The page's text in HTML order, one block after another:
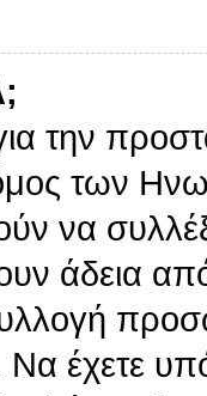
την
των
να
άδεια
έχετε